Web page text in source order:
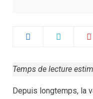
Temps de lecture
Depuis longtemps, la